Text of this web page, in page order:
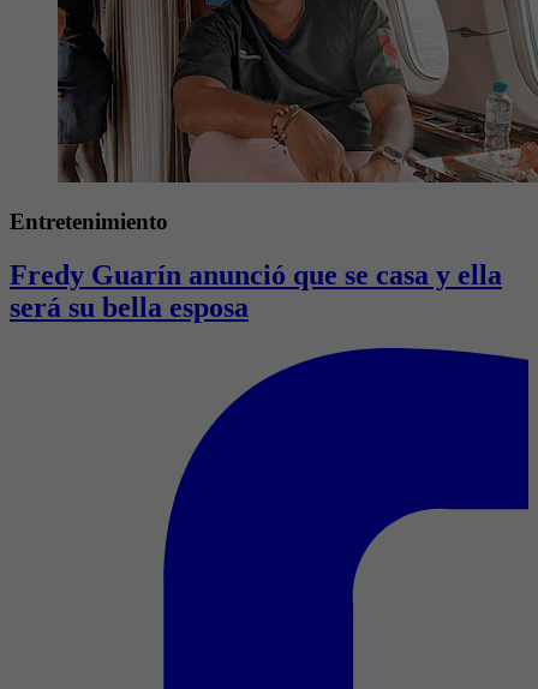
Entretenimiento
Fredy Guarín anunció que se casa y ella
será su bella esposa